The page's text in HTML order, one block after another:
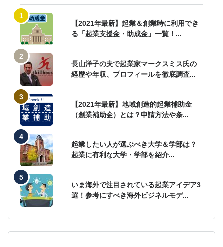
【2021年最新】起業＆創業時に利用でき
る「起業支援金・助成金」一覧！...
長山洋子の夫で起業家マークスミス氏の
経歴や年収、プロフィールを徹底調査...
【2021年最新】地域創造的起業補助金
（創業補助金）とは？申請方法や条...
起業したい人が選ぶべき大学＆学部は？
起業に有利な大学・学部を紹介...
いま海外で注目されている起業アイデア3
選！参考にすべき海外ビジネルモデ...